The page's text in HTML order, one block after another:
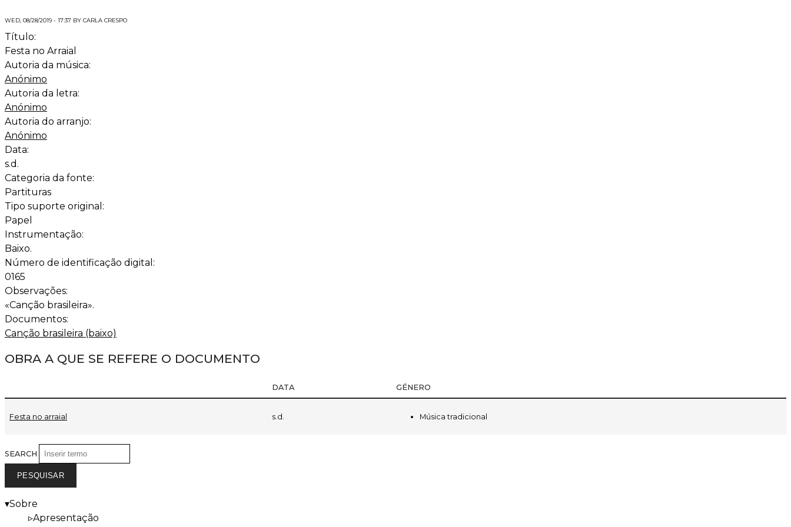
WED, 08/28/2019 - 17:37 BY CARLA CRESPO
Título:
Festa no Arraial
Autoria da música:
Anónimo
Autoria da letra:
Anónimo
Autoria do arranjo:
Anónimo
Data:
s.d.
Categoria da fonte:
Partituras
Tipo suporte original:
Papel
Instrumentação:
Baixo.
Número de identificação digital:
0165
Observações:
«Canção brasileira».
Documentos:
Canção brasileira (baixo)
OBRA A QUE SE REFERE O DOCUMENTO
DATA GÉNERO
Festa no arraial s.d. Música tradicional
SEARCH
Sobre
Apresentação